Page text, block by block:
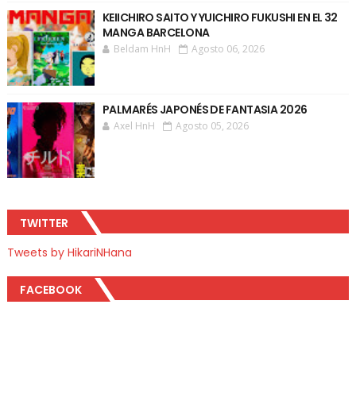
KEIICHIRO SAITO Y YUICHIRO FUKUSHI EN EL 32
MANGA BARCELONA
Beldam HnH Agosto 06, 2026
PALMARÉS JAPONÉS DE FANTASIA 2026
Axel HnH Agosto 05, 2026
TWITTER
Tweets by HikariNHana
FACEBOOK